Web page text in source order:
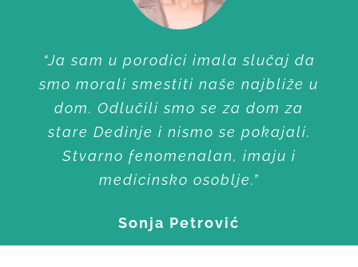
“Ja sam u porodici imala slučaj da
smo morali smestiti naše najbliže u
dom. Odlučili smo se za dom za
stare Dedinje i nismo se pokajali.
Stvarno fenomenalan, imaju i
medicinsko osoblje.”
Sonja Petrović